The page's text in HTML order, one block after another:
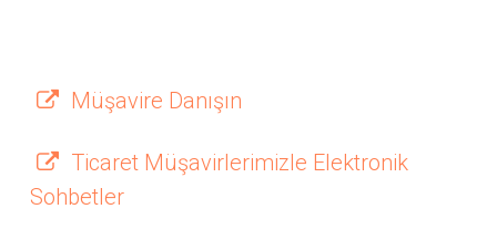
Müşavire Danışın
Ticaret Müşavirlerimizle Elektronik
Sohbetler